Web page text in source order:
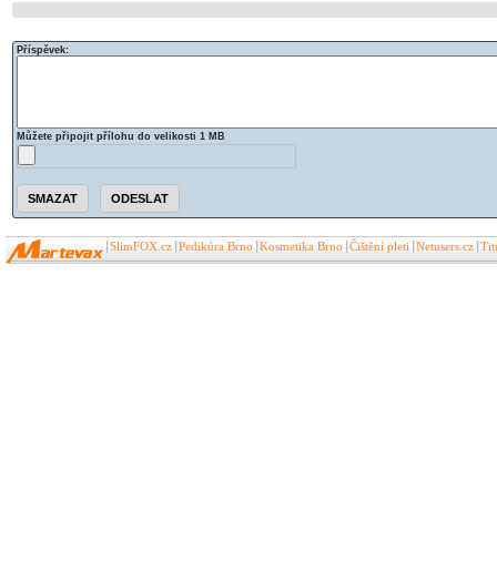
Příspěvek:
Můžete připojit přílohu do velikosti 1 MB
SlimFOX.cz Pedikúra Brno Kosmetika Brno Čištění pleti Netusers.cz